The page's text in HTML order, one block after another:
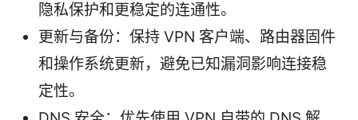
隐私保护和更稳定的连通性。
更新与备份：保持 VPN 客户端、路由器固件
和操作系统更新，避免已知漏洞影响连接稳
定性。